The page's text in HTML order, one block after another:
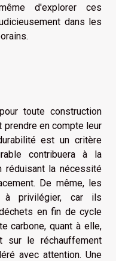
d'explorer ces
dans les
toute construction
en compte leur
est un critère
contribuera à la
réduisant la nécessité
De même, les
à privilégier, car ils
en fin de cycle
carbone, quant à elle,
sur le réchauffement
avec attention. Une